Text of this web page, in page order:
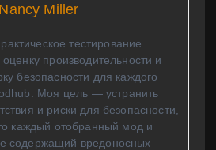
Nancy Miller
тестирование
производительности и
безопасности для каждого
Моя цель — устранить
и риски для безопасности,
каждый отобранный мод и
содержащий вредоносных